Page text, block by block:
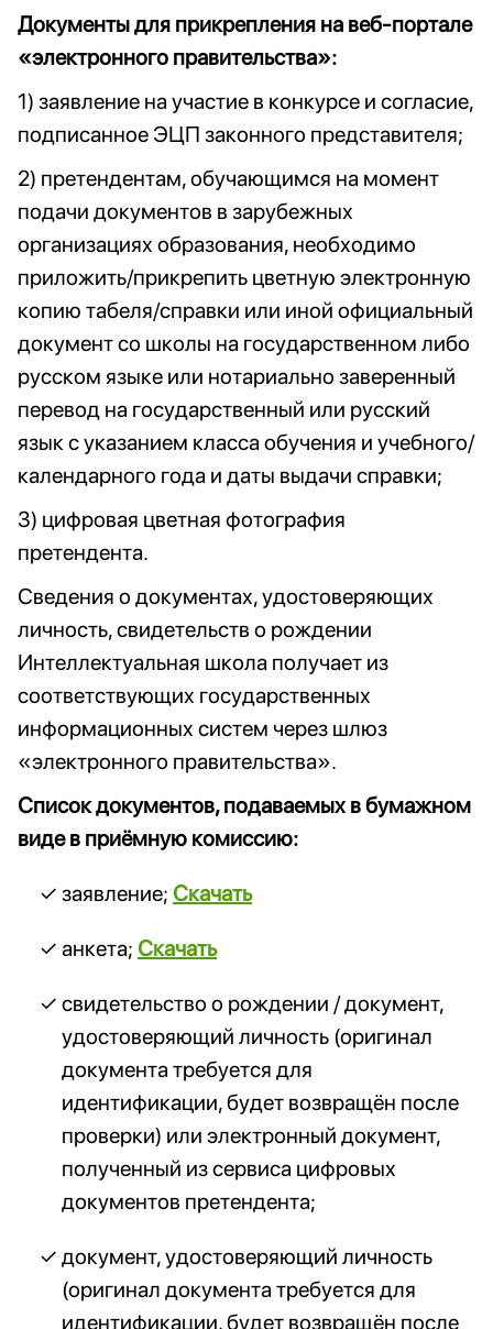
Документы для прикрепления на веб-портале
«электронного правительства»:
1) заявление на участие в конкурсе и согласие,
подписанное ЭЦП законного представителя;
2) претендентам, обучающимся на момент
подачи документов в зарубежных
организациях образования, необходимо
приложить/прикрепить цветную электронную
копию табеля/справки или иной официальный
документ со школы на государственном либо
русском языке или нотариально заверенный
перевод на государственный или русский
язык с указанием класса обучения и учебного/
календарного года и даты выдачи справки;
3) цифровая цветная фотография
претендента.
Сведения о документах, удостоверяющих
личность, свидетельств о рождении
Интеллектуальная школа получает из
соответствующих государственных
информационных систем через шлюз
«электронного правительства».
Список документов, подаваемых в бумажном
виде в приёмную комиссию:
заявление; Скачать
анкета; Скачать
свидетельство о рождении / документ,
удостоверяющий личность (оригинал
документа требуется для
идентификации, будет возвращён после
проверки) или электронный документ,
полученный из сервиса цифровых
документов претендента;
документ, удостоверяющий личность
(оригинал документа требуется для
идентификации, будет возвращён после